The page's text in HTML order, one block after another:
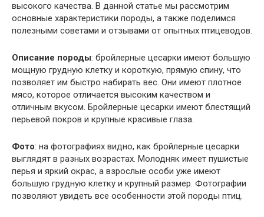
высокого качества. В данной статье мы рассмотрим
основные характеристики породы, а также поделимся
полезными советами и отзывами от опытных птицеводов.
Описание породы: бройлерные цесарки имеют большую
мощную грудную клетку и короткую, прямую спину, что
позволяет им быстро набирать вес. Они имеют плотное
мясо, которое отличается высоким качеством и
отличным вкусом. Бройлерные цесарки имеют блестящий
перьевой покров и крупные красивые глаза.
Фото: на фотографиях видно, как бройлерные цесарки
выглядят в разных возрастах. Молодняк имеет пушистые
перья и яркий окрас, а взрослые особи уже имеют
большую грудную клетку и крупный размер. Фотографии
позволяют увидеть все особенности этой породы птиц.